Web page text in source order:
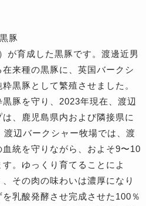
豚
が育成した黒豚です。渡邊近男
来種の黒豚に、英国バークシ
黒豚として繁殖させました。
豚を守り、2023年現在、渡辺
、鹿児島県内および隣接県に
辺バークシャー牧場では、渡
統を守りながら、およそ9〜10
。ゆっくり育てることによ
その肉の味わいは濃厚になり
乳酸発酵させ完成させた100％